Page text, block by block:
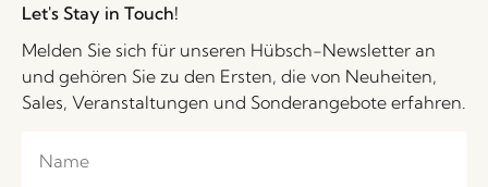
Let's Stay in Touch!
Melden Sie sich für unseren Hübsch-Newsletter an
und gehören Sie zu den Ersten, die von Neuheiten,
Sales, Veranstaltungen und Sonderangebote erfahren.